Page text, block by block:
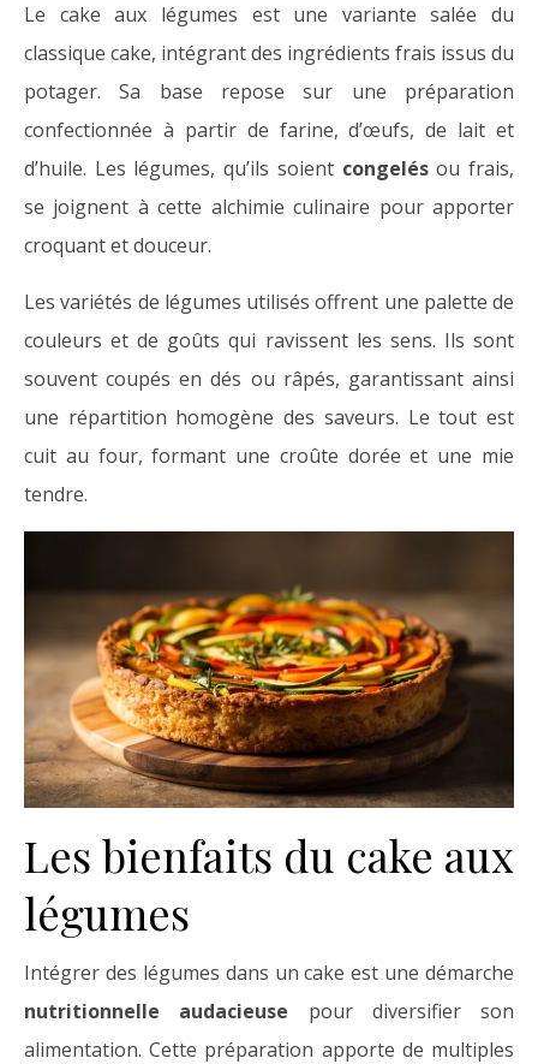
Le cake aux légumes est une variante salée du
classique cake, intégrant des ingrédients frais issus du
potager. Sa base repose sur une préparation
confectionnée à partir de farine, d’œufs, de lait et
d’huile. Les légumes, qu’ils soient congelésou frais,
se joignent à cette alchimie culinaire pour apporter
croquant et douceur.
Les variétés de légumes utilisés offrent une palette de
couleurs et de goûts qui ravissent les sens. Ils sont
souvent coupés en dés ou râpés, garantissant ainsi
une répartition homogène des saveurs. Le tout est
cuit au four, formant une croûte dorée et une mie
tendre.
Les bienfaits du cake aux
légumes
Intégrer des légumes dans un cake est une démarche
nutritionnelle audacieuse pour diversifier son
alimentation. Cette préparation apporte de multiples